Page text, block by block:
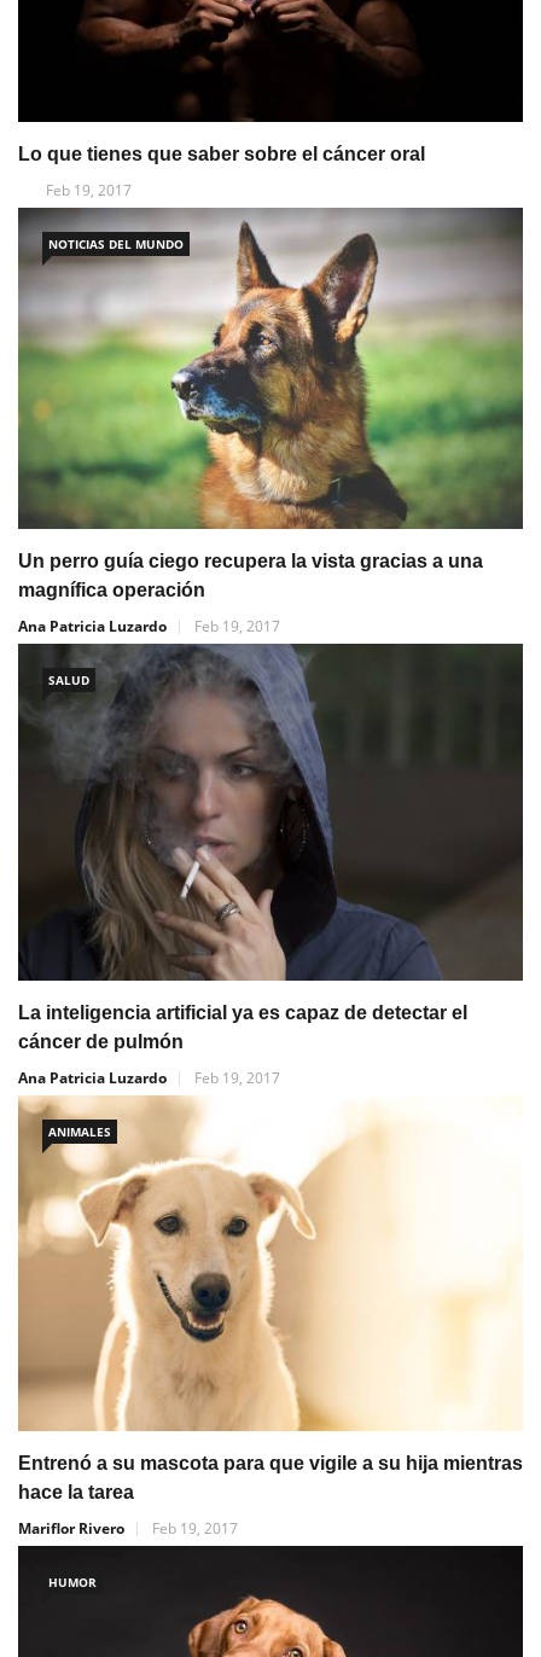
Lo que tienes que saber sobre el cáncer oral
Feb 19, 2017
NOTICIAS DEL MUNDO
Un perro guía ciego recupera la vista gracias a una
magnífica operación
Ana Patricia Luzardo
Feb 19, 2017
SALUD
La inteligencia artificial ya es capaz de detectar el
cáncer de pulmón
Ana Patricia Luzardo
Feb 19, 2017
ANIMALES
Entrenó a su mascota para que vigile a su hija mientras
hace la tarea
Mariflor Rivero
Feb 19, 2017
HUMOR